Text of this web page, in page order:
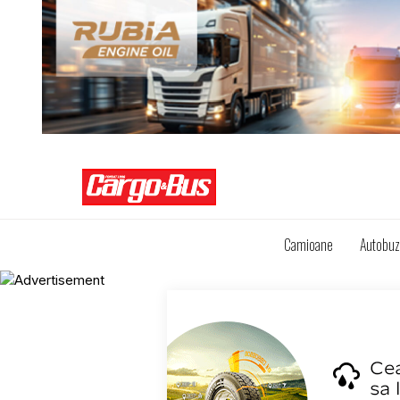
Camioane